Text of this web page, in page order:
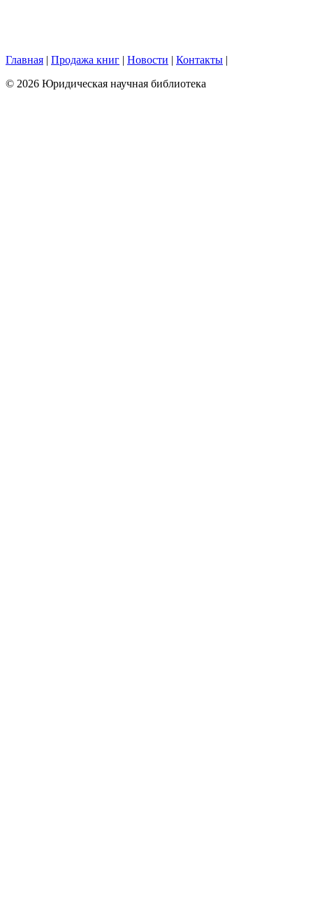
Главная | Продажа книг | Новости | Контакты |
© 2026 Юридическая научная библиотека